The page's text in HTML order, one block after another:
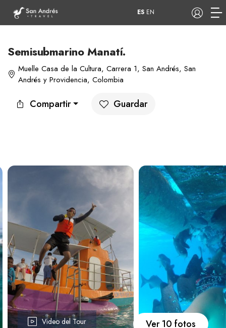
Tours Apartamentos
Hoteles Barcos
Carros Ayuda
Guía de turismo Nosotros
ES EN
Semisubmarino Manatí.
Muelle Casa de la Cultura, Carrera 1, San Andrés, San
Andrés y Providencia, Colombia
Compartir Guardar
Video del Tour Ver 10 fotos